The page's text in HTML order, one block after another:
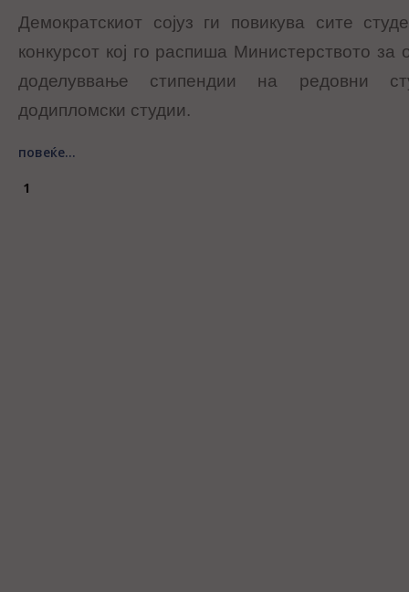
Демократскиот сојуз ги повикува сите
конкурсот кој го распиша Министерството за
доделуввање стипендии на редовни
додипломски студии.
повеќе...
1